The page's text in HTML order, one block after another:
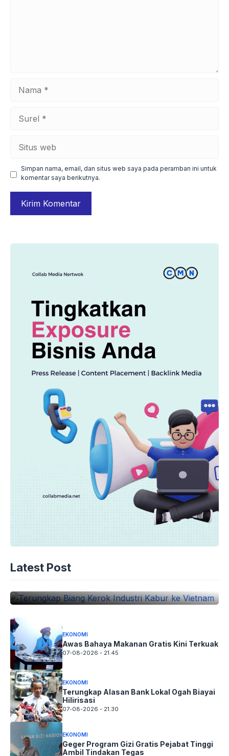
web
Simpan nama, email, dan situs web saya pada peramban ini untuk
komentar saya berikutnya.
Latest Post
EKONOMI
ke Vietnam
EKONOMI
Awas Bahaya Makanan Gratis Kini Terkuak
07-08-2026 - 21.45
EKONOMI
Terungkap Alasan Bank Lokal Ogah Biayai
Hilirisasi
07-08-2026 - 21.30
EKONOMI
Geger Program Gizi Gratis Pejabat Tinggi
Ambil Tindakan Tegas